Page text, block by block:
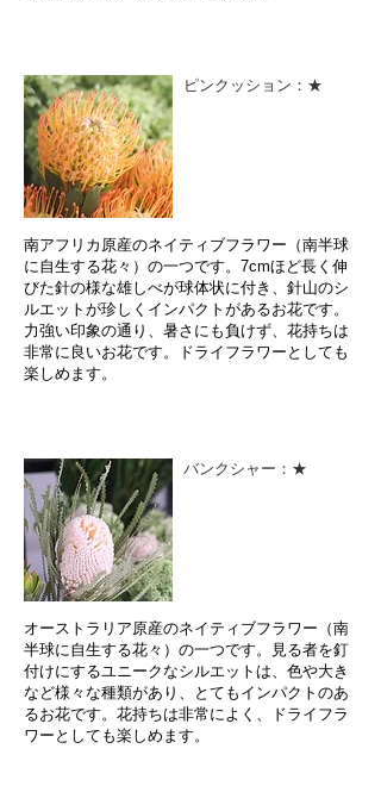
ピンクッション：★
南アフリカ原産のネイティブフラワー（南半球
に自生する花々）の一つです。7cmほど長く伸
びた針の様な雄しべが球体状に付き、針山のシ
ルエットが珍しくインパクトがあるお花です。
力強い印象の通り、暑さにも負けず、花持ちは
非常に良いお花です。ドライフラワーとしても
楽しめます。
バンクシャー：★
オーストラリア原産のネイティブフラワー（南
半球に自生する花々）の一つです。見る者を釘
付けにするユニークなシルエットは、色や大き
など様々な種類があり、とてもインパクトのあ
るお花です。花持ちは非常によく、ドライフラ
ワーとしても楽しめます。